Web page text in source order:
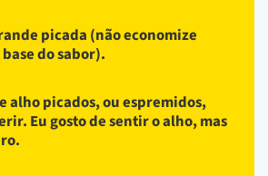
picada (não economize
do sabor).
alho picados, ou espremidos,
Eu gosto de sentir o alho, mas